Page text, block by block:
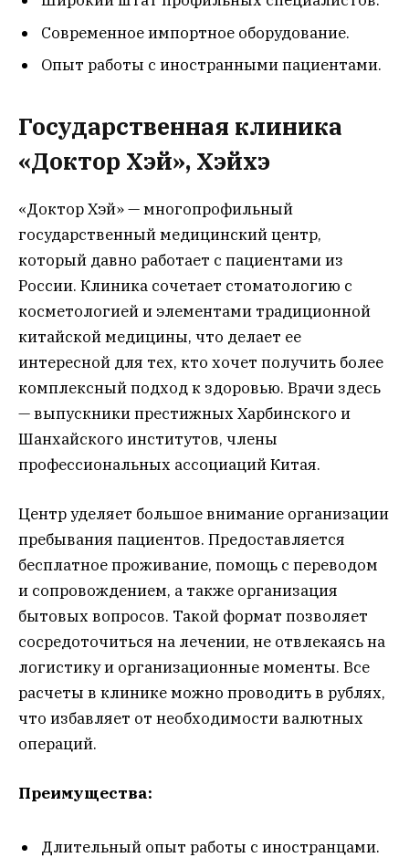
Современное импортное оборудование.
Опыт работы с иностранными пациентами.
Государственная клиника
«Доктор Хэй», Хэйхэ
«Доктор Хэй» — многопрофильный
государственный медицинский центр,
который давно работает с пациентами из
России. Клиника сочетает стоматологию с
косметологией и элементами традиционной
китайской медицины, что делает ее
интересной для тех, кто хочет получить более
комплексный подход к здоровью. Врачи здесь
— выпускники престижных Харбинского и
Шанхайского институтов, члены
профессиональных ассоциаций Китая.
Центр уделяет большое внимание организации
пребывания пациентов. Предоставляется
бесплатное проживание, помощь с переводом
и сопровождением, а также организация
бытовых вопросов. Такой формат позволяет
сосредоточиться на лечении, не отвлекаясь на
логистику и организационные моменты. Все
расчеты в клинике можно проводить в рублях,
что избавляет от необходимости валютных
операций.
Преимущества:
Длительный опыт работы с иностранцами.